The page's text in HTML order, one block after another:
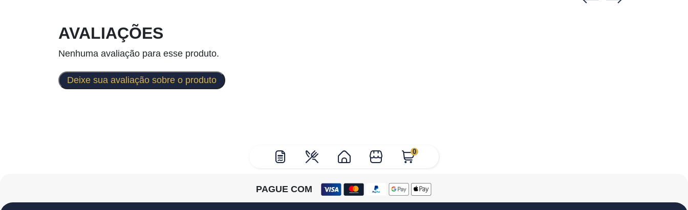
0
AVALIAÇÕES
Nenhuma avaliação para esse produto.
Deixe sua avaliação sobre o produto
PAGUE COM